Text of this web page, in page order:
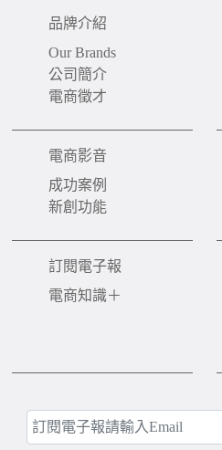
品牌介紹
Our Brands
公司簡介
電商徵才
電商影音
成功案例
新創功能
訂閱電子報
電商知識＋